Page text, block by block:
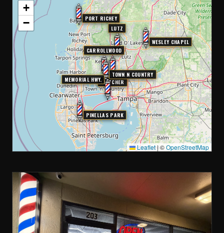
CARROLLWOOD
FLETCHER
TOWN N COUNTRY
PINELLAS PARK
LUTZ
PORT RICHEY
MEMORIAL HWY.
WESLEY CHAPEL
+
−
Leaflet |©OpenStreetMap